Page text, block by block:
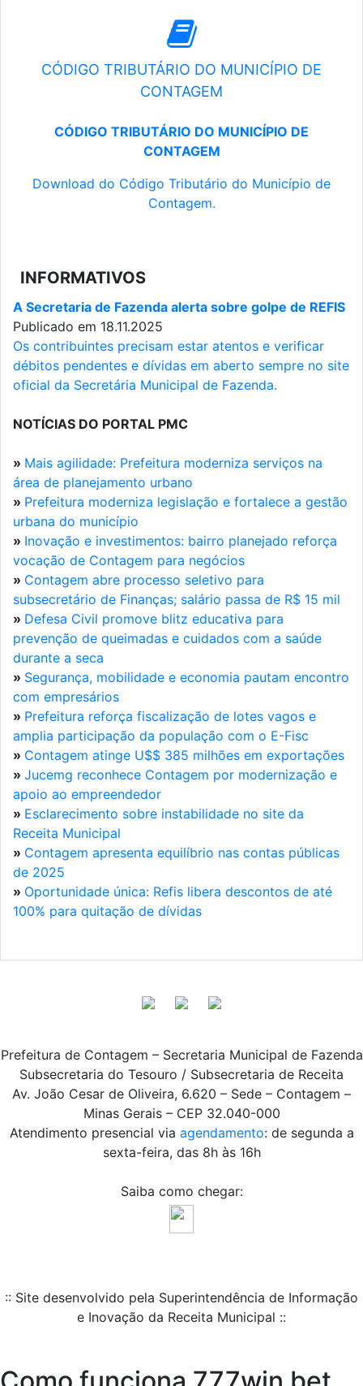
CÓDIGO TRIBUTÁRIO DO MUNICÍPIO DE
CONTAGEM
CÓDIGO TRIBUTÁRIO DO MUNICÍPIO DE
CONTAGEM
Download do Código Tributário do Município de
Contagem.
INFORMATIVOS
A Secretaria de Fazenda alerta sobre golpe de REFIS
Publicado em 18.11.2025
Os contribuintes precisam estar atentos e verificar
débitos pendentes e dívidas em aberto sempre no site
oficial da Secretária Municipal de Fazenda.
NOTÍCIAS DO PORTAL PMC
» Mais agilidade: Prefeitura moderniza serviços na
área de planejamento urbano
» Prefeitura moderniza legislação e fortalece a gestão
urbana do município
» Inovação e investimentos: bairro planejado reforça
vocação de Contagem para negócios
» Contagem abre processo seletivo para
subsecretário de Finanças; salário passa de R$ 15 mil
» Defesa Civil promove blitz educativa para
prevenção de queimadas e cuidados com a saúde
durante a seca
» Segurança, mobilidade e economia pautam encontro
com empresários
» Prefeitura reforça fiscalização de lotes vagos e
amplia participação da população com o E-Fisc
» Contagem atinge U$$ 385 milhões em exportações
» Jucemg reconhece Contagem por modernização e
apoio ao empreendedor
» Esclarecimento sobre instabilidade no site da
Receita Municipal
» Contagem apresenta equilíbrio nas contas públicas
de 2025
» Oportunidade única: Refis libera descontos de até
100% para quitação de dívidas
Prefeitura de Contagem – Secretaria Municipal de Fazenda
Subsecretaria do Tesouro / Subsecretaria de Receita
Av. João Cesar de Oliveira, 6.620 – Sede – Contagem –
Minas Gerais – CEP 32.040-000
Atendimento presencial via agendamento: de segunda a
sexta-feira, das 8h às 16h
Saiba como chegar:
:: Site desenvolvido pela Superintendência de Informação
e Inovação da Receita Municipal ::